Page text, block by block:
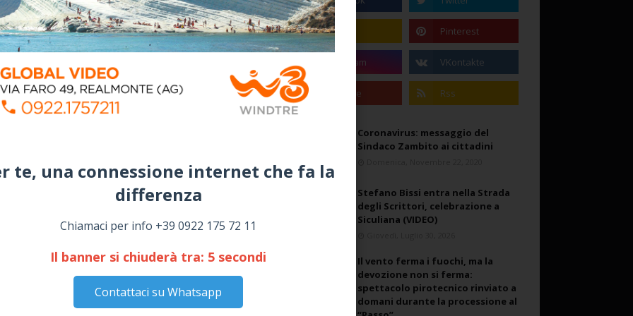
te, una connessione internet che fa la
differenza​
Chiamaci per info +39 0922 175 72 11
Il banner si chiuderà tra: 4 secondi
Contattaci su Whatsapp
Coronavirus: messaggio del
Sindaco Zambito ai cittadini
Stefano Bissi entra nella Strada
degli Scrittori, celebrazione a
Siculiana (VIDEO)
Il vento ferma i fuochi, ma la
devozione non si ferma:
spettacolo pirotecnico rinviato a
domani durante la processione al